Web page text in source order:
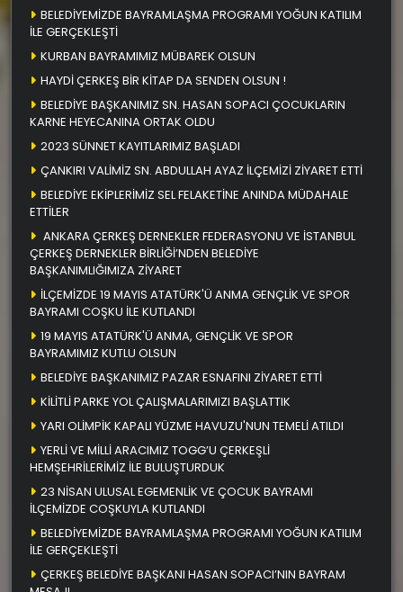
BELEDİYEMİZDE BAYRAMLAŞMA PROGRAMI YOĞUN KATILIM
İLE GERÇEKLEŞTİ
KURBAN BAYRAMIMIZ MÜBAREK OLSUN
HAYDİ ÇERKEŞ BİR KİTAP DA SENDEN OLSUN !
BELEDİYE BAŞKANIMIZ SN. HASAN SOPACI ÇOCUKLARIN
KARNE HEYECANINA ORTAK OLDU
2023 SÜNNET KAYITLARIMIZ BAŞLADI
ÇANKIRI VALİMİZ SN. ABDULLAH AYAZ İLÇEMİZİ ZİYARET ETTİ
BELEDİYE EKİPLERİMİZ SEL FELAKETİNE ANINDA MÜDAHALE
ETTİLER
ANKARA ÇERKEŞ DERNEKLER FEDERASYONU VE İSTANBUL
ÇERKEŞ DERNEKLER BİRLİĞİ’NDEN BELEDİYE
BAŞKANIMLIĞIMIZA ZİYARET
İLÇEMİZDE 19 MAYIS ATATÜRK'Ü ANMA GENÇLİK VE SPOR
BAYRAMI COŞKU İLE KUTLANDI
19 MAYIS ATATÜRK'Ü ANMA, GENÇLİK VE SPOR
BAYRAMIMIZ KUTLU OLSUN
BELEDİYE BAŞKANIMIZ PAZAR ESNAFINI ZİYARET ETTİ
KİLİTLİ PARKE YOL ÇALIŞMALARIMIZI BAŞLATTIK
YARI OLİMPİK KAPALI YÜZME HAVUZU'NUN TEMELİ ATILDI
YERLİ VE MİLLİ ARACIMIZ TOGG’U ÇERKEŞLİ
HEMŞEHRİLERİMİZ İLE BULUŞTURDUK
23 NİSAN ULUSAL EGEMENLİK VE ÇOCUK BAYRAMI
İLÇEMİZDE COŞKUYLA KUTLANDI
BELEDİYEMİZDE BAYRAMLAŞMA PROGRAMI YOĞUN KATILIM
İLE GERÇEKLEŞTİ
ÇERKEŞ BELEDİYE BAŞKANI HASAN SOPACI’NIN BAYRAM